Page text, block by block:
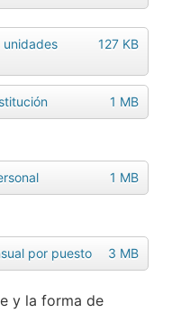
127 KB
unidades
1 MB
1 MB
3 MB
por puesto
y la forma de